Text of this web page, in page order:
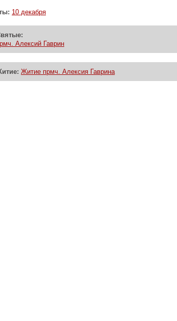
10 декабря
Алексий Гаврин
Житие прмч. Алексия Гаврина